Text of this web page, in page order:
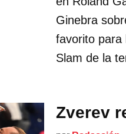
Ginebra
favorito para
Slam de la
Zverev